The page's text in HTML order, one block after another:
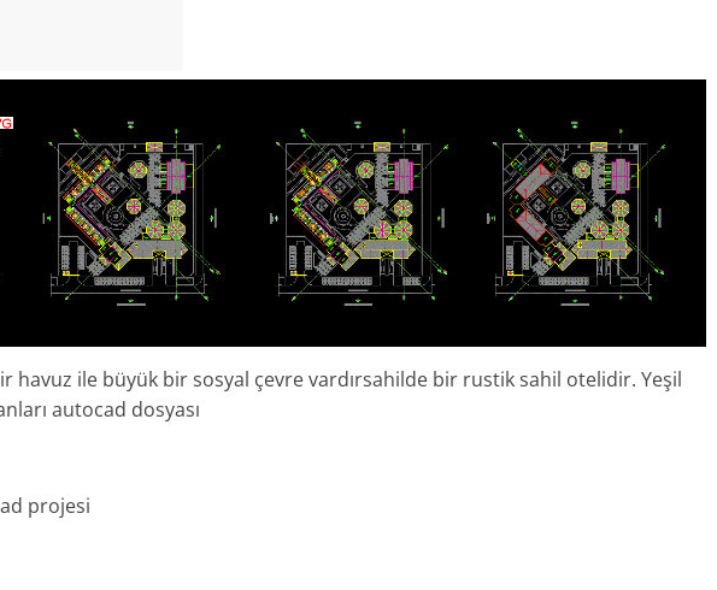
havuz ile büyük bir sosyal çevre vardırsahilde bir rustik sahil otelidir. Yeşil
autocad dosyası
projesi